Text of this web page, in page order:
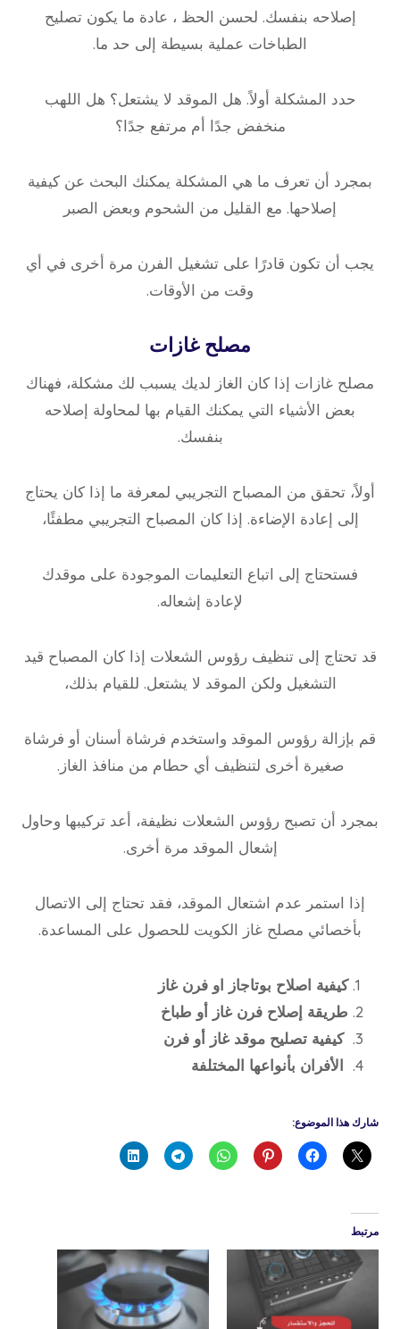
إصلاحه بنفسك. لحسن الحظ ، عادة ما يكون تصليح
الطباخات عملية بسيطة إلى حد ما.
حدد المشكلة أولاً. هل الموقد لا يشتعل؟ هل اللهب
منخفض جدًا أم مرتفع جدًا؟
بمجرد أن تعرف ما هي المشكلة يمكنك البحث عن كيفية
إصلاحها. مع القليل من الشحوم وبعض الصبر
يجب أن تكون قادرًا على تشغيل الفرن مرة أخرى في أي
وقت من الأوقات.
مصلح غازات
مصلح غازات إذا كان الغاز لديك يسبب لك مشكلة، فهناك
بعض الأشياء التي يمكنك القيام بها لمحاولة إصلاحه
بنفسك.
أولاً، تحقق من المصباح التجريبي لمعرفة ما إذا كان يحتاج
إلى إعادة الإضاءة. إذا كان المصباح التجريبي مطفئًا،
فستحتاج إلى اتباع التعليمات الموجودة على موقدك
لإعادة إشعاله.
قد تحتاج إلى تنظيف رؤوس الشعلات إذا كان المصباح قيد
التشغيل ولكن الموقد لا يشتعل. للقيام بذلك،
قم بإزالة رؤوس الموقد واستخدم فرشاة أسنان أو فرشاة
صغيرة أخرى لتنظيف أي حطام من منافذ الغاز.
بمجرد أن تصبح رؤوس الشعلات نظيفة، أعد تركيبها وحاول
إشعال الموقد مرة أخرى.
إذا استمر عدم اشتعال الموقد، فقد تحتاج إلى الاتصال
بأخصائي مصلح غاز الكويت للحصول على المساعدة.
كيفية اصلاح بوتاجاز او فرن غاز
طريقة إصلاح فرن غاز أو طباخ
كيفية تصليح موقد غاز أو فرن
الأفران بأنواعها المختلفة
شارك هذا الموضوع:
مرتبط